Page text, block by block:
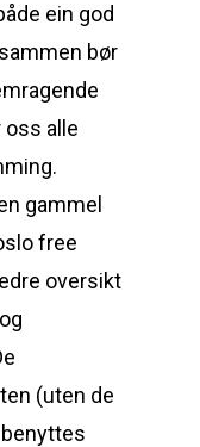
ein god
bør
alle
gammel
free
oversikt
(uten de